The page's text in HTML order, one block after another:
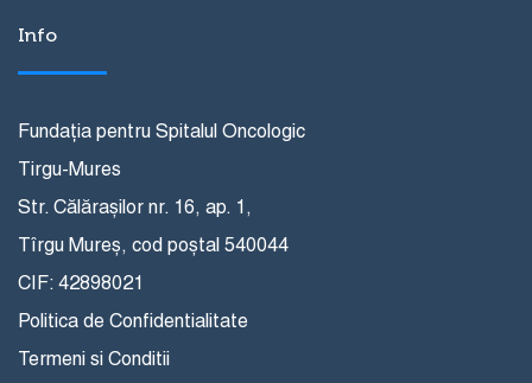
Info
Fundația pentru Spitalul Oncologic
Tirgu-Mures
Str. Călărașilor nr. 16, ap. 1,
Tîrgu Mureș, cod poștal 540044
CIF: 42898021
Politica de Confidentialitate
Termeni si Conditii